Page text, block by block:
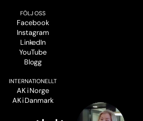
FÖLJ OSS
Facebook
Instagram
LinkedIn
YouTube
Blogg
INTERNATIONELLT
AK i Norge
AK i Danmark